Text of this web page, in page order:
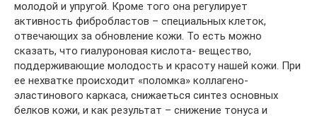
молодой и упругой. Кроме того она регулирует
активность фибробластов – специальных клеток,
отвечающих за обновление кожи. То есть можно
сказать, что гиалуроновая кислота- вещество,
поддерживающие молодость и красоту нашей кожи. При
ее нехватке происходит «поломка» коллагено-
эластинового каркаса, снижаеться синтез основных
белков кожи, и как результат – снижение тонуса и